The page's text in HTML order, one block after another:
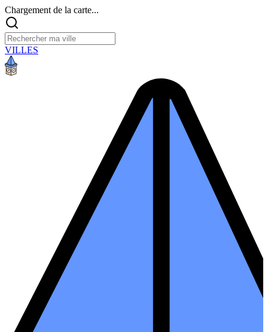
Chargement de la carte...
VILLES